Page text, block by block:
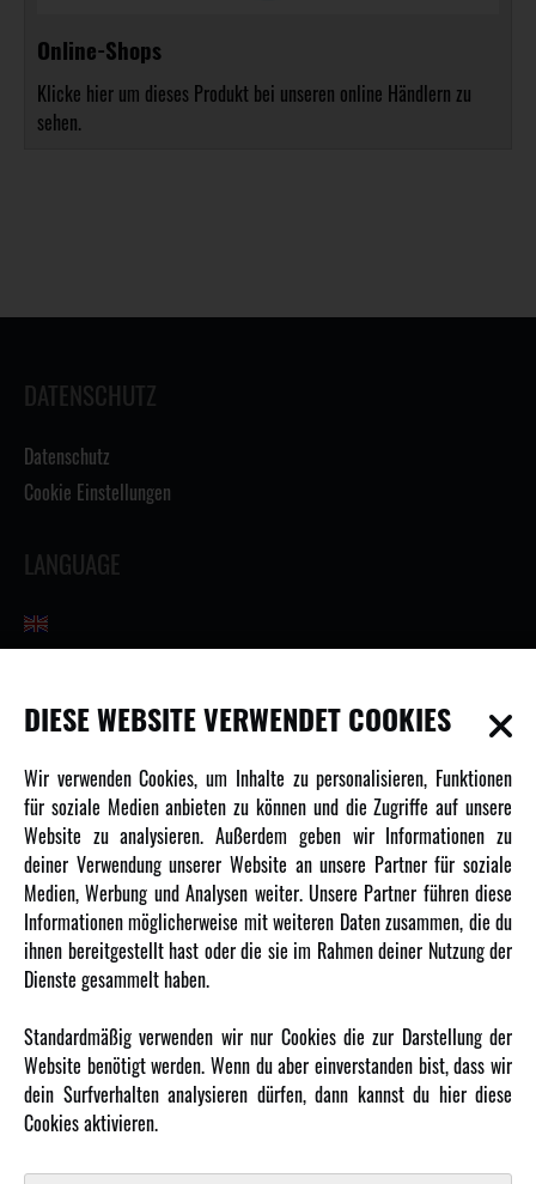
Online-Shops
Klicke hier um dieses Produkt bei unseren online Händlern zu
sehen.
DATENSCHUTZ
Datenschutz
Cookie Einstellungen
LANGUAGE
INFORMATIONEN
Newsletter
Über uns
Karriere
Amewi Kataloge
MEHR VON AMEWI
AMXRacing - Qualitäts RC-Zubehör
Amewi Construction - Nutzfahrzeuge
Malinos - Die kreative Seite von Amewi
Werden Sie Amewi Händler
DIESE WEBSITE VERWENDET COOKIES
Wir verwenden Cookies, um Inhalte zu personalisieren, Funktionen
für soziale Medien anbieten zu können und die Zugriffe auf unsere
Website zu analysieren. Außerdem geben wir Informationen zu
deiner Verwendung unserer Website an unsere Partner für soziale
Medien, Werbung und Analysen weiter. Unsere Partner führen diese
Informationen möglicherweise mit weiteren Daten zusammen, die du
ihnen bereitgestellt hast oder die sie im Rahmen deiner Nutzung der
Dienste gesammelt haben.
Standardmäßig verwenden wir nur Cookies die zur Darstellung der
Website benötigt werden. Wenn du aber einverstanden bist, dass wir
dein Surfverhalten analysieren dürfen, dann kannst du hier diese
Cookies aktivieren.